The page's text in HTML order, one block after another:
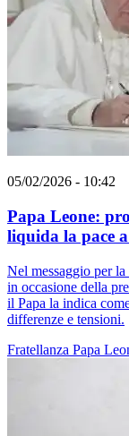
05/02/2026 - 10:42
Papa Leone:
liquida la pace
Nel messaggio per
in occasione della
il Papa la indica
differenze e tensioni.
Fratellanza Papa